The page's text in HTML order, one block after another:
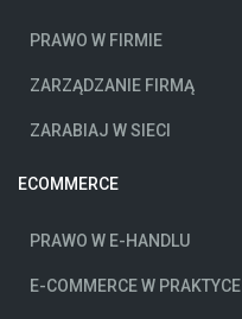
PRAWO W FIRMIE
ZARZĄDZANIE FIRMĄ
ZARABIAJ W SIECI
ECOMMERCE
PRAWO W E-HANDLU
E-COMMERCE W PRAKTYCE